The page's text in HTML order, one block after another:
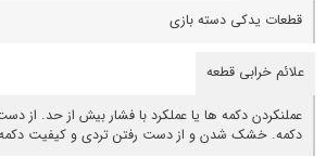
قطعات یدکی دسته بازی
علائم خرابی قطعه
عملنکردن دکمه ها یا عملکرد با فشار بیش از حد.
دکمه. خشک شدن و از دست رفتن تردی و کیفیت